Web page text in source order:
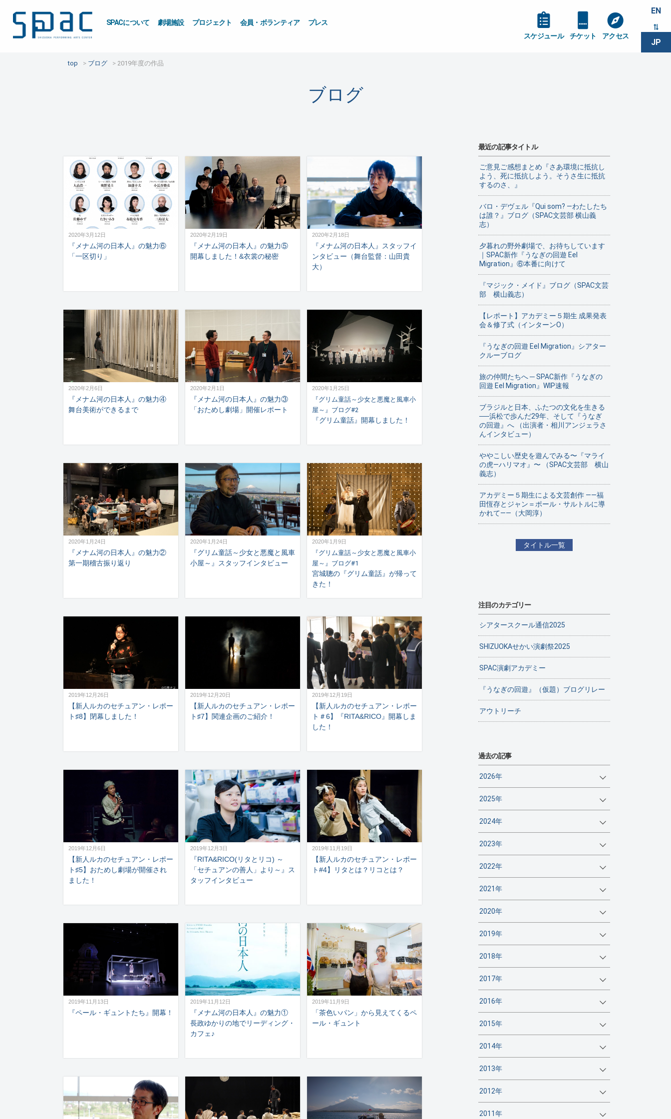
SPACについて 劇場施設 プロジェクト 会員・ボランティア プレス
EN
JP
スケジュール チケット アクセス
top ブログ 2019年度の作品
ブログ
2020年3月12日
『メナム河の日本人』の魅力⑥
「一区切り」
2020年2月19日
『メナム河の日本人』の魅力⑤
開幕しました！&衣裳の秘密
2020年2月18日
『メナム河の日本人』スタッフイ
ンタビュー（舞台監督：山田貴
大）
2020年2月6日
『メナム河の日本人』の魅力④
舞台美術ができるまで
2020年2月1日
『メナム河の日本人』の魅力③
「おためし劇場」開催レポート
2020年1月25日
『グリム童話～少女と悪魔と風車小
屋～』ブログ#2
『グリム童話』開幕しました！
2020年1月24日
『メナム河の日本人』の魅力②
第一期稽古振り返り
2020年1月24日
『グリム童話～少女と悪魔と風車
小屋～』スタッフインタビュー
2020年1月9日
『グリム童話～少女と悪魔と風車小
屋～』ブログ#1
宮城聰の『グリム童話』が帰って
きた！
2019年12月26日
【新人ルカのセチュアン・レポー
ト♯8】閉幕しました！
2019年12月20日
【新人ルカのセチュアン・レポー
ト♯7】関連企画のご紹介！
2019年12月19日
【新人ルカのセチュアン・レポー
ト＃6】『RITA&RICO』開幕しま
した！
2019年12月6日
【新人ルカのセチュアン・レポー
ト♯5】おためし劇場が開催され
ました！
2019年12月3日
『RITA&RICO(リタとリコ) ～
「セチュアンの善人」より～』ス
タッフインタビュー
2019年11月19日
【新人ルカのセチュアン・レポー
ト#4】リタとは？リコとは？
2019年11月13日
『ペール・ギュントたち』開幕！
2019年11月12日
『メナム河の日本人』の魅力①
長政ゆかりの地でリーディング・
カフェ♪
2019年11月9日
「茶色いパン」から見えてくるペ
ール・ギュント
最近の記事タイトル
ご意見ご感想まとめ『さあ環境に抵抗し
よう、死に抵抗しよう。そうさ生に抵抗
するのさ、』
バロ・デヴェル『Qui som? ―わたしたち
は誰？』ブログ（SPAC文芸部 横山義
志）
夕暮れの野外劇場で、お待ちしています
｜SPAC新作『うなぎの回遊 Eel
Migration』⑥本番に向けて
『マジック・メイド』ブログ（SPAC文芸
部 横山義志）
【レポート】アカデミー５期生 成果発表
会＆修了式（インターンO）
『うなぎの回遊 Eel Migration』シアター
クルーブログ
旅の仲間たちへ ─ SPAC新作『うなぎの
回遊 Eel Migration』WIP速報
ブラジルと日本、ふたつの文化を生きる
──浜松で歩んだ29年、そして『うなぎ
の回遊』へ （出演者・相川アンジェラさ
んインタビュー）
ややこしい歴史を遊んでみる〜『マライ
の虎—ハリマオ』〜 （SPAC文芸部 横山
義志）
アカデミー５期生による文芸創作 ——福
田恆存とジャン＝ポール・サルトルに導
かれて——（大岡淳）
タイトル一覧
注目のカテゴリー
シアタースクール通信2025
SHIZUOKAせかい演劇祭2025
SPAC演劇アカデミー
『うなぎの回遊』（仮題）ブログリレー
アウトリーチ
過去の記事
2026年
2025年
2024年
2023年
2022年
2021年
2020年
2019年
2018年
2017年
2016年
2015年
2014年
2013年
2012年
2011年